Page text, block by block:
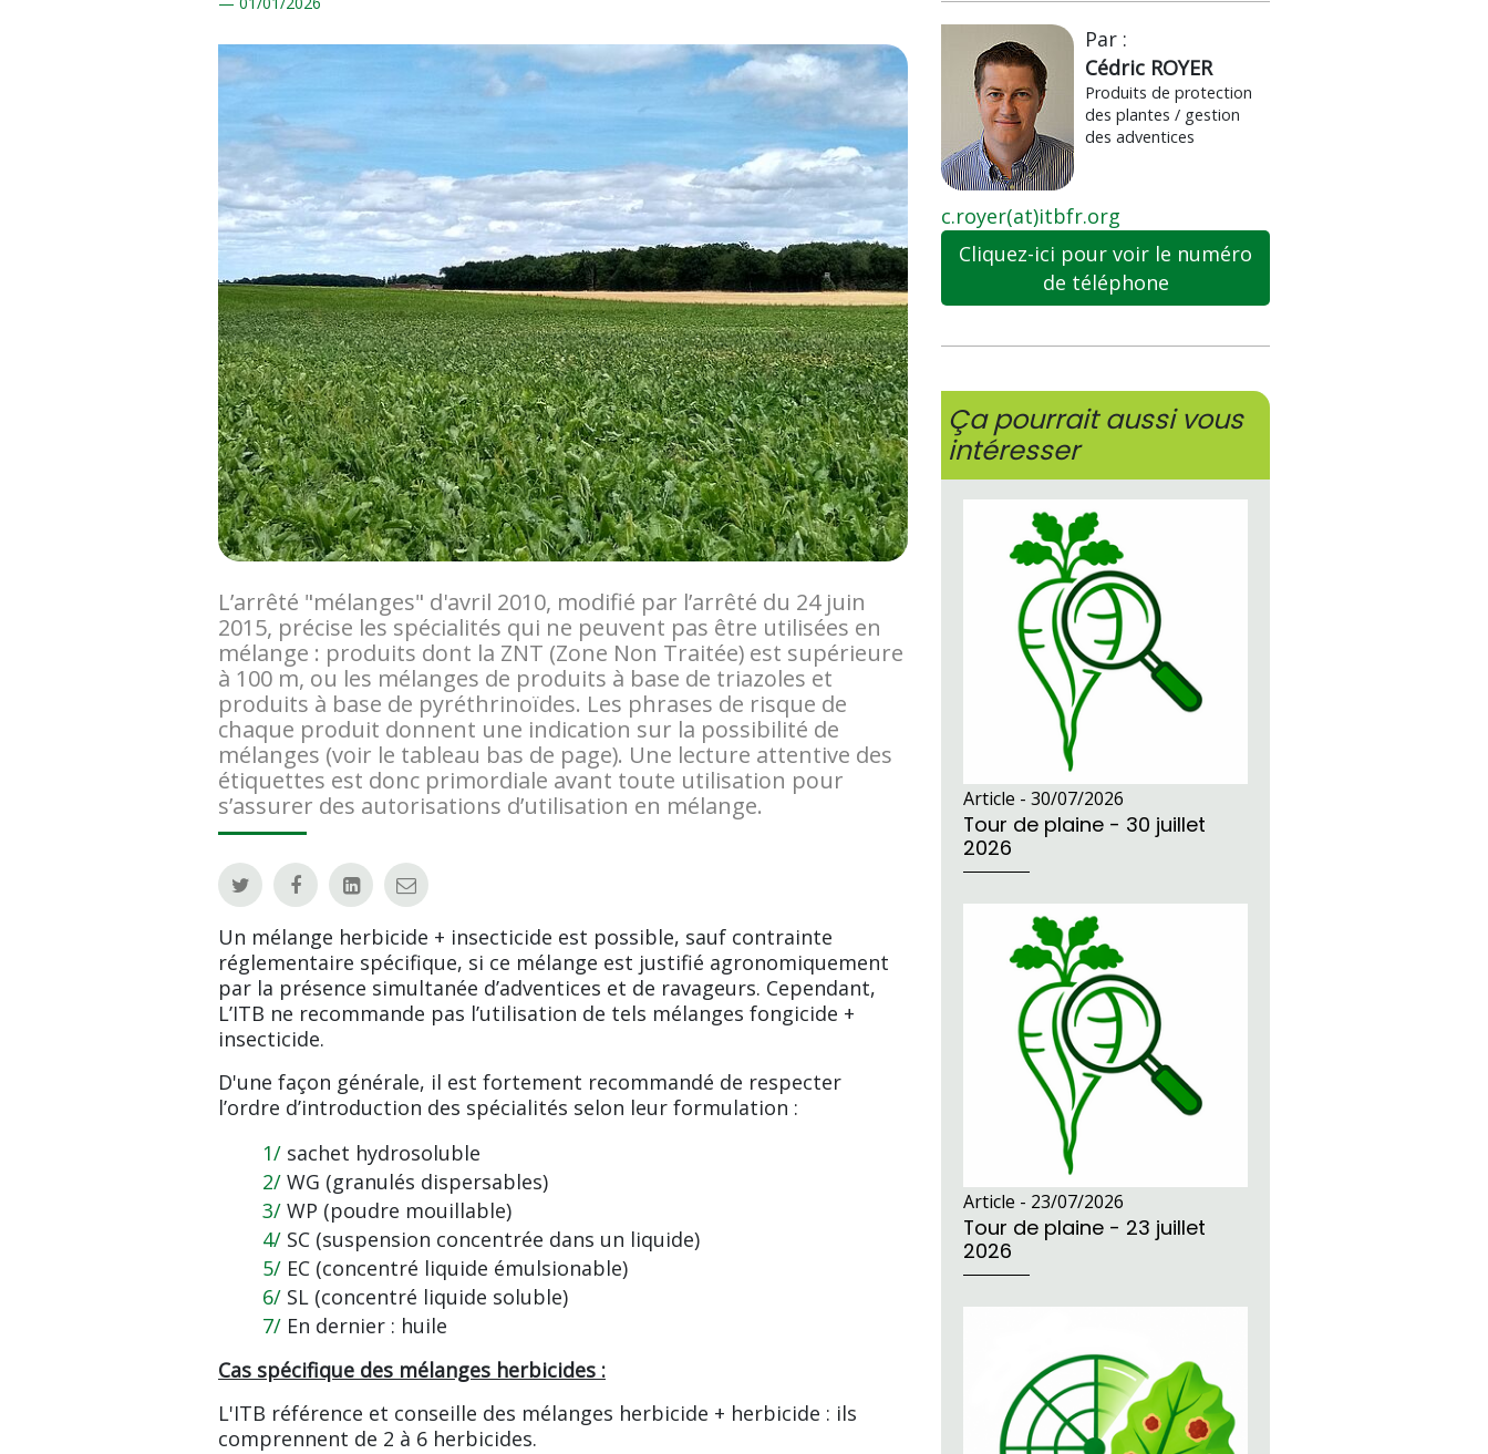
L’arrêté "mélanges" d'avril 2010, modifié par l’arrêté du 24 juin
2015, précise les spécialités qui ne peuvent pas être utilisées en
mélange : produits dont la ZNT (Zone Non Traitée) est supérieure
à 100 m, ou les mélanges de produits à base de triazoles et
produits à base de pyréthrinoïdes. Les phrases de risque de
chaque produit donnent une indication sur la possibilité de
mélanges (voir le tableau bas de page). Une lecture attentive des
étiquettes est donc primordiale avant toute utilisation pour
s’assurer des autorisations d’utilisation en mélange.
Un mélange herbicide + insecticide est possible, sauf contrainte
réglementaire spécifique, si ce mélange est justifié agronomiquement
par la présence simultanée d’adventices et de ravageurs. Cependant,
L’ITB ne recommande pas l’utilisation de tels mélanges fongicide +
insecticide.
D'une façon générale, il est fortement recommandé de respecter
l’ordre d’introduction des spécialités selon leur formulation :
sachet hydrosoluble
WG (granulés dispersables)
WP (poudre mouillable)
SC (suspension concentrée dans un liquide)
EC (concentré liquide émulsionable)
SL (concentré liquide soluble)
En dernier : huile
Cas spécifique des mélanges herbicides :
L'ITB référence et conseille des mélanges herbicide + herbicide : ils
comprennent de 2 à 6 herbicides.
Par :
Cédric ROYER
Produits de protection
des plantes / gestion
des adventices
c.royer(at)itbfr.org
Cliquez-ici pour voir le numéro
de téléphone
Ça pourrait aussi vous
intéresser
Article -30/07/2026
Tour de plaine - 30 juillet
2026
Article - 23/07/2026
Tour de plaine - 23 juillet
2026